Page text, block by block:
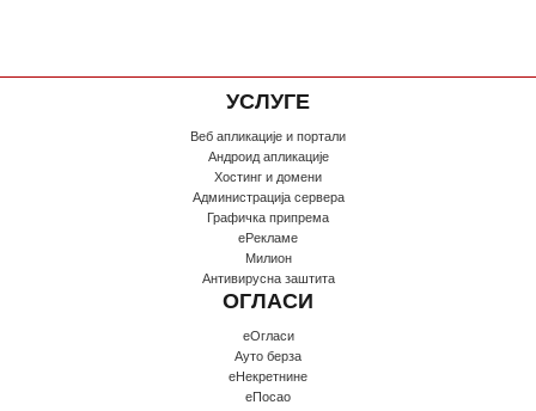
УСЛУГЕ
Веб апликације и портали
Андроид апликације
Хостинг и домени
Администрација сервера
Графичка припрема
еРекламе
Милион
Антивирусна заштита
ОГЛАСИ
еОгласи
Ауто берза
еНекретнине
еПосао